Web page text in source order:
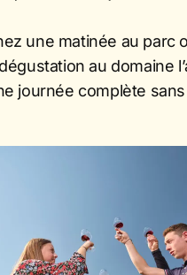
une matinée au parc
au domaine
journée complète